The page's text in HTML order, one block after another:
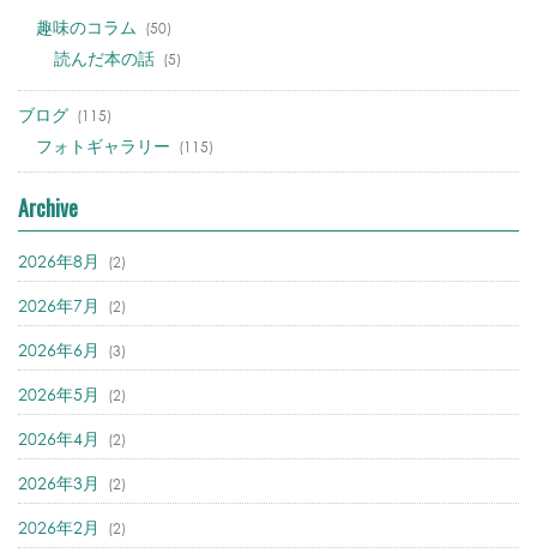
趣味のコラム (50)
読んだ本の話 (5)
ブログ (115)
フォトギャラリー (115)
Archive
2026年8月 (2)
2026年7月 (2)
2026年6月 (3)
2026年5月 (2)
2026年4月 (2)
2026年3月 (2)
2026年2月 (2)